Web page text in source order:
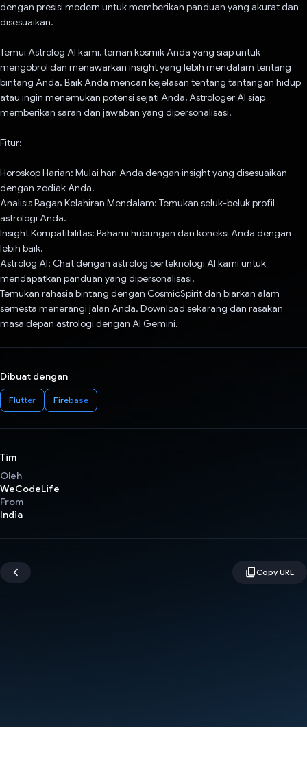
dengan presisi modern untuk memberikan panduan yang akurat dan
disesuaikan.
Temui Astrolog AI kami, teman kosmik Anda yang siap untuk
mengobrol dan menawarkan insight yang lebih mendalam tentang
bintang Anda. Baik Anda mencari kejelasan tentang tantangan hidup
atau ingin menemukan potensi sejati Anda, Astrologer AI siap
memberikan saran dan jawaban yang dipersonalisasi.
Fitur:
Horoskop Harian: Mulai hari Anda dengan insight yang disesuaikan
dengan zodiak Anda.
Analisis Bagan Kelahiran Mendalam: Temukan seluk-beluk profil
astrologi Anda.
Insight Kompatibilitas: Pahami hubungan dan koneksi Anda dengan
lebih baik.
Astrolog AI: Chat dengan astrolog berteknologi AI kami untuk
mendapatkan panduan yang dipersonalisasi.
Temukan rahasia bintang dengan CosmicSpirit dan biarkan alam
semesta menerangi jalan Anda. Download sekarang dan rasakan
masa depan astrologi dengan AI Gemini.
Dibuat dengan
Flutter Firebase
Tim
Oleh
WeCodeLife
From
India